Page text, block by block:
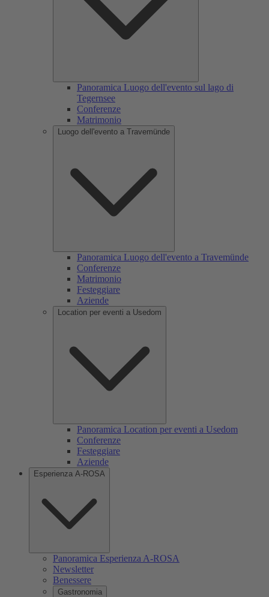
Panoramica Luogo dell'evento sul lago di
Tegernsee
Conferenze
Matrimonio
Luogo dell'evento a Travemünde
Panoramica Luogo dell'evento a Travemünde
Conferenze
Matrimonio
Festeggiare
Aziende
Location per eventi a Usedom
Panoramica Location per eventi a Usedom
Conferenze
Festeggiare
Aziende
Esperienza A-ROSA
Panoramica Esperienza A-ROSA
Newsletter
Benessere
Gastronomia